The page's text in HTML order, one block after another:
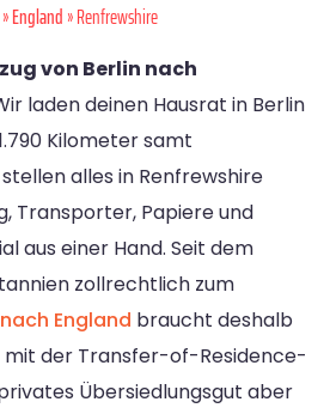
»England» Renfrewshire
von Berlin nach
laden deinen Hausrat in Berlin
Kilometer samt
alles in Renfrewshire
Transporter, Papiere und
aus einer Hand. Seit dem
zollrechtlich zum
England braucht deshalb
mit der Transfer-of-Residence-
Übersiedlungsgut aber